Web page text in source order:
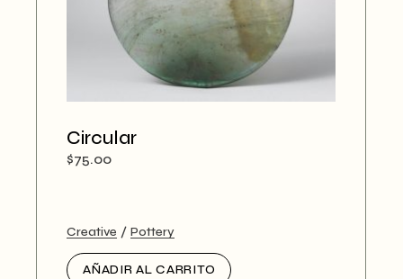
Circular
$75.00
Creative Pottery
AÑADIR AL CARRITO